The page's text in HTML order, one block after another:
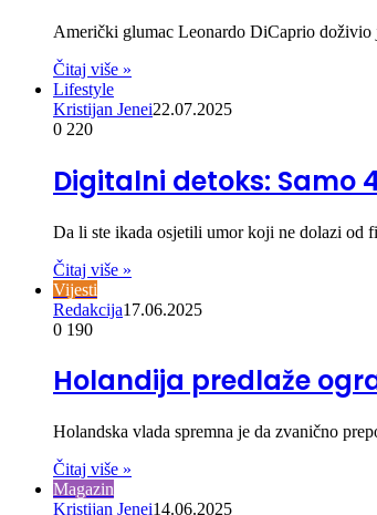
Američki glumac Leonardo DiCaprio
Čitaj više »
Lifestyle
Kristijan Jenei22.07.2025
0 220
Digitalni detoks: Samo
Da li ste ikada osjetili umor koji ne dolazi od
Čitaj više »
Vijesti
Redakcija17.06.2025
0 190
Holandija predlaže
Holandska vlada spremna je da zvanično
Čitaj više »
Magazin
Kristijan Jenei14.06.2025